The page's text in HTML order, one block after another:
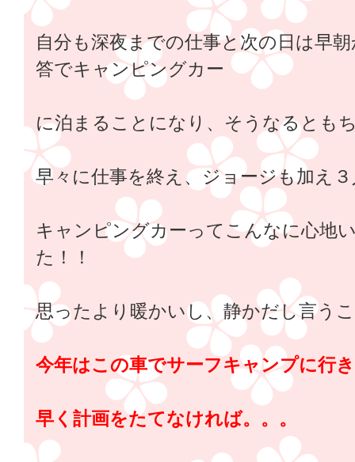
自分も深夜までの仕事と次の日は早
答でキャンピングカー
に泊まることになり、そうなるとも
早々に仕事を終え、ジョージも加え
キャンピングカーってこんなに心地
た！！
思ったより暖かいし、静かだし言う
今年はこの車でサーフキャンプに行
早く計画をたてなければ。。。